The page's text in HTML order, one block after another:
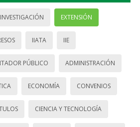
INVESTIGACIÓN EXTENSIÓN
IIATA IIE
PÚBLICO ADMINISTRACIÓN
ECONOMÍA CONVENIOS
CIENCIA Y TECNOLOGÍA